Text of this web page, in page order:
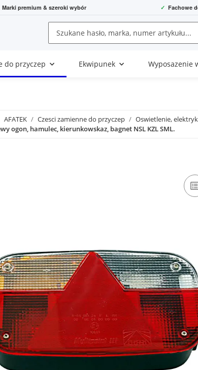
Marki premium & szeroki wybór ✓ Fachowe
do przyczep Ekwipunek Wyposazenie
AFATEK Czesci zamienne do przyczep Oswietlenie,
ogon, hamulec, kierunkowskaz, bagnet NSL KZL SML.